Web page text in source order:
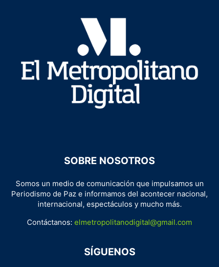
SOBRE NOSOTROS
Somos un medio de comunicación que impulsamos un
Periodismo de Paz e informamos del acontecer nacional,
internacional, espectáculos y mucho más.
Contáctanos: elmetropolitanodigital@gmail.com
SÍGUENOS